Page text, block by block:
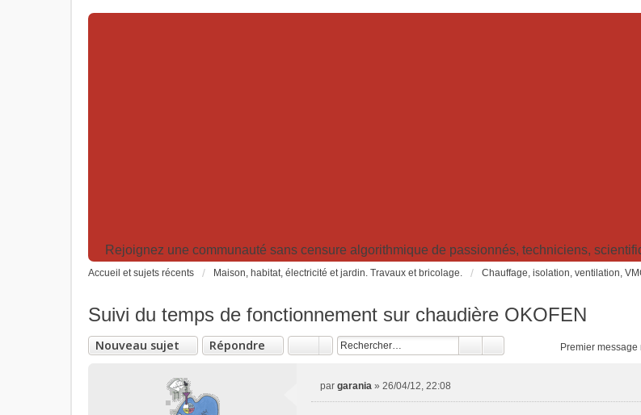
Rejoignez une communauté sans censure algorithmique de passionnés, techniciens,
Accueil et sujets récents Maison, habitat, électricité et jardin. Travaux et bricolage. Chauffage, isolation, ventilation,
Suivi du temps de fonctionnement sur chaudière OKOFEN
Nouveau sujet Répondre Premier message
par garania » 26/04/12, 22:08